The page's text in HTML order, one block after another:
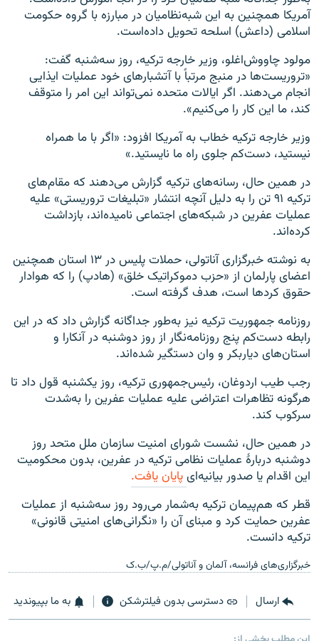
آمریکا همچنین به این شبه‌نظامیان در مبارزه با گروه حکومت
اسلامی (داعش) اسلحه تحویل داده‌است.
مولود چاووش‌اغلو، وزیر خارجه ترکیه، روز سه‌شنبه گفت:
«تروریست‌ها در منبج مرتباً با آتشبارهای خود عملیات ایذایی
انجام می‌دهند. اگر ایالات متحده نمی‌تواند این امر را متوقف
کند، ما این کار را می‌کنیم».
وزیر خارجه ترکیه خطاب به آمریکا افزود: «اگر با ما همراه
نیستید، دست‌کم جلوی راه ما نایستید.»
در همین حال، رسانه‌های ترکیه گزارش می‌دهند که مقام‌های
ترکیه ۹۱ تن را به دلیل آنچه انتشار «تبلیغات تروریستی» علیه
عملیات عفرین در شبکه‌های اجتماعی نامیده‌اند، بازداشت
کرده‌اند.
به نوشته خبرگزاری آناتولی، حملات پلیس در ۱۳ استان همچنین
اعضای پارلمان از «حزب دموکراتیک خلق» (هادپ) را که هوادار
حقوق کردها است، هدف گرفته است.
روزنامه جمهوریت ترکیه نیز به‌طور جداگانه گزارش داد که در این
رابطه دست‌کم پنج روزنامه‌نگار از روز دوشنبه در آنکارا و
استان‌های دیاربکر و وان دستگیر شده‌اند.
رجب طیب اردوغان، رئیس‌جمهوری ترکیه، روز یکشنبه قول داد تا
هرگونه تظاهرات اعتراضی علیه عملیات عفرین را به‌شدت
سرکوب کند.
در همین حال، نشست شورای امنیت سازمان ملل متحد روز
دوشنبه دربارهٔ عملیات نظامی ترکیه در عفرین، بدون محکومیت
این اقدام یا صدور بیانیه‌ایپایان یافت.
قطر که هم‌پیمان ترکیه به‌شمار می‌رود روز سه‌شنبه از عملیات
عفرین حمایت کرد و مبنای آن را «نگرانی‌های امنیتی قانونی»
ترکیه دانست.
خبرگزاری‌های فرانسه، آلمان و آناتولی/م.پ/ب.ک
ارسال دسترسی بدون فیلترشکن به ما بپیوندید